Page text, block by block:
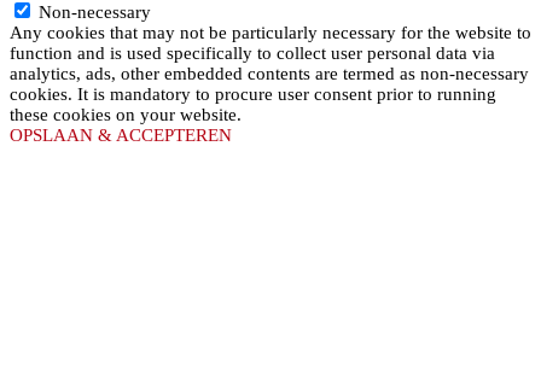
Non-necessary
Any cookies that may not be particularly necessary for the website to
function and is used specifically to collect user personal data via
analytics, ads, other embedded contents are termed as non-necessary
cookies. It is mandatory to procure user consent prior to running
these cookies on your website.
OPSLAAN & ACCEPTEREN